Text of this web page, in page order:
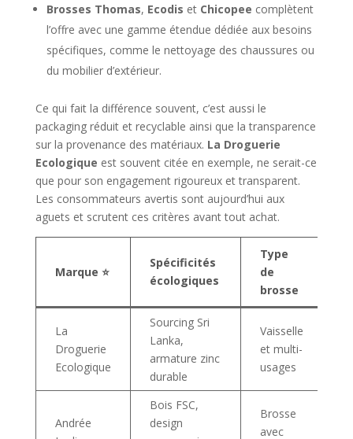
Brosses Thomas, Ecodis et Chicopee complètent
l’offre avec une gamme étendue dédiée aux besoins
spécifiques, comme le nettoyage des chaussures ou
du mobilier d’extérieur.
Ce qui fait la différence souvent, c’est aussi le
packaging réduit et recyclable ainsi que la transparence
sur la provenance des matériaux. La Droguerie
Ecologique est souvent citée en exemple, ne serait-ce
que pour son engagement rigoureux et transparent.
Les consommateurs avertis sont aujourd’hui aux
aguets et scrutent ces critères avant tout achat.
Marque ⭐️
Spécificités
écologiques
Type
de
brosse
La
Droguerie
Ecologique
Sourcing Sri
Lanka,
armature zinc
durable
Vaisselle
et multi-
usages
Andrée
Bois FSC,
design
Brosse
avec